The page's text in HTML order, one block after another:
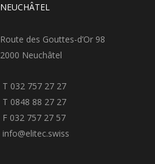
NEUCHÂTEL
Route des Gouttes-d’Or 98
2000 Neuchâtel
T 032 757 27 27
T 0848 88 27 27
F 032 757 27 57
info@elitec.swiss